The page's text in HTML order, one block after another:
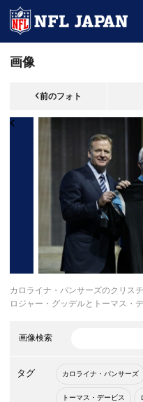
画像
前のフォト
カロライナ・パンサーズのクリス
ロジャー・グッデルとトーマス・
画像検索
タグ カロライナ・パンサーズ
トーマス・デービス